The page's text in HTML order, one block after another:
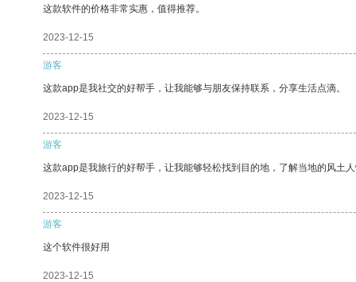
这款软件的价格非常实惠，值得推荐。
2023-12-15
游客
这款app是我社交的好帮手，让我能够与朋友保持联系，分享生活点滴。
2023-12-15
游客
这款app是我旅行的好帮手，让我能够轻松找到目的地，了解当地的风土
2023-12-15
游客
这个软件很好用
2023-12-15